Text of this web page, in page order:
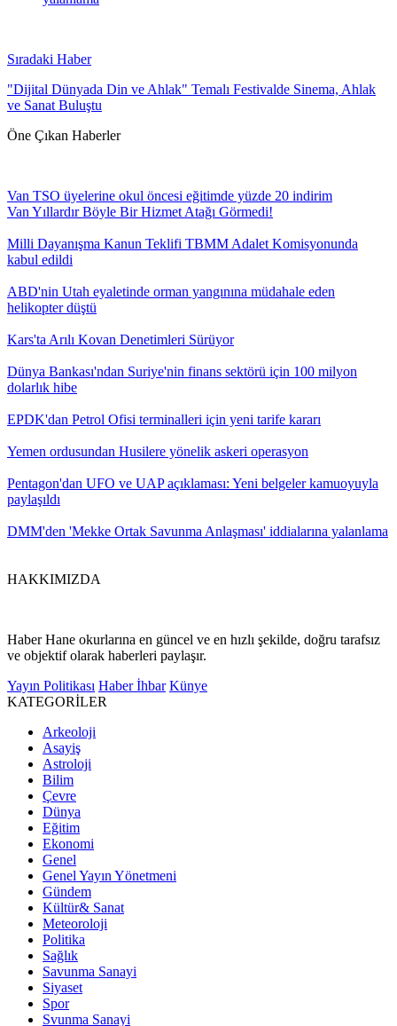
Sıradaki Haber
"Dijital Dünyada Din ve Ahlak" Temalı Festivalde Sinema, Ahlak
ve Sanat Buluştu
Öne Çıkan Haberler
Van TSO üyelerine okul öncesi eğitimde yüzde 20 indirim
Van Yıllardır Böyle Bir Hizmet Atağı Görmedi!
Milli Dayanışma Kanun Teklifi TBMM Adalet Komisyonunda
kabul edildi
ABD'nin Utah eyaletinde orman yangınına müdahale eden
helikopter düştü
Kars'ta Arılı Kovan Denetimleri Sürüyor
Dünya Bankası'ndan Suriye'nin finans sektörü için 100 milyon
dolarlık hibe
EPDK'dan Petrol Ofisi terminalleri için yeni tarife kararı
Yemen ordusundan Husilere yönelik askeri operasyon
Pentagon'dan UFO ve UAP açıklaması: Yeni belgeler kamuoyuyla
paylaşıldı
DMM'den 'Mekke Ortak Savunma Anlaşması' iddialarına yalanlama
HAKKIMIZDA
Haber Hane okurlarına en güncel ve en hızlı şekilde, doğru tarafsız
ve objektif olarak haberleri paylaşır.
Yayın Politikası Haber İhbar Künye
KATEGORİLER
Arkeoloji
Asayiş
Astroloji
Bilim
Çevre
Dünya
Eğitim
Ekonomi
Genel
Genel Yayın Yönetmeni
Gündem
Kültür& Sanat
Meteoroloji
Politika
Sağlık
Savunma Sanayi
Siyaset
Spor
Svunma Sanayi